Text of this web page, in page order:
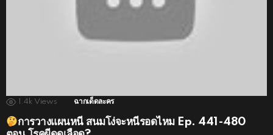
1.4k Views ฉากเด็ดละคร
การวางแผนหนี สนมโง่จะหนีรอดไหม Ep. 441-480